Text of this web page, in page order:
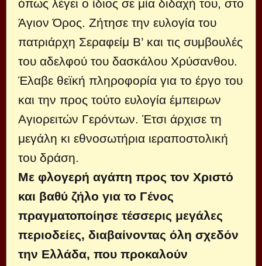
όπως λέγει ο ίδιος σε μία διδαχή του, στο
Άγιον Όρος. Ζήτησε την ευλογία του
πατριάρχη Σεραφείμ Β’ και τις συμβουλές
του αδελφού του δασκάλου Χρύσανθου.
Έλαβε θεϊκή πληροφορία για το έργο του
και την προς τούτο ευλογία έμπειρων
Αγιορειτών Γερόντων. Έτσι άρχισε τη
μεγάλη κι εθνοσωτήρια ιεραποστολική
του δράση.
Με φλογερή αγάπη προς τον Χριστό
και βαθύ ζήλο για το Γένος
πραγματοποίησε τέσσερις μεγάλες
περιοδείες, διαβαίνοντας όλη σχεδόν
την Ελλάδα, που προκαλούν